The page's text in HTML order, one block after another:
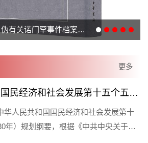
吉林省档案馆编《日伪有关诺门罕事件档案汇编》出版发行
更多
《中华人民共和国国民经济和社会发展第十五个五年规划纲要（草案）》摘要
华人民共和国国民经济和社会发展第十
年）规划纲要，根据《中共中央关于制